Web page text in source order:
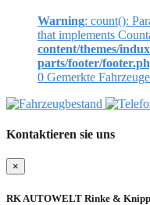
Warning: count():
that implements
content/themes/
parts/footer/
0 Gemerkte Fahrzeuge
Kontaktieren sie uns
×
RK AUTOWELT Rinke &